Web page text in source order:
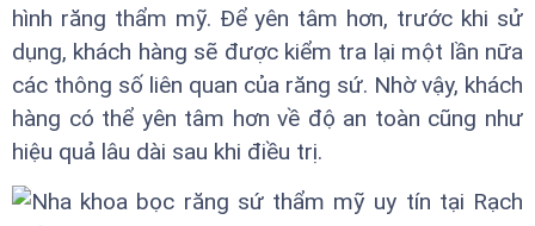
hình răng thẩm mỹ. Để yên tâm hơn, trước khi sử
dụng, khách hàng sẽ được kiểm tra lại một lần nữa
các thông số liên quan của răng sứ. Nhờ vậy, khách
hàng có thể yên tâm hơn về độ an toàn cũng như
hiệu quả lâu dài sau khi điều trị.